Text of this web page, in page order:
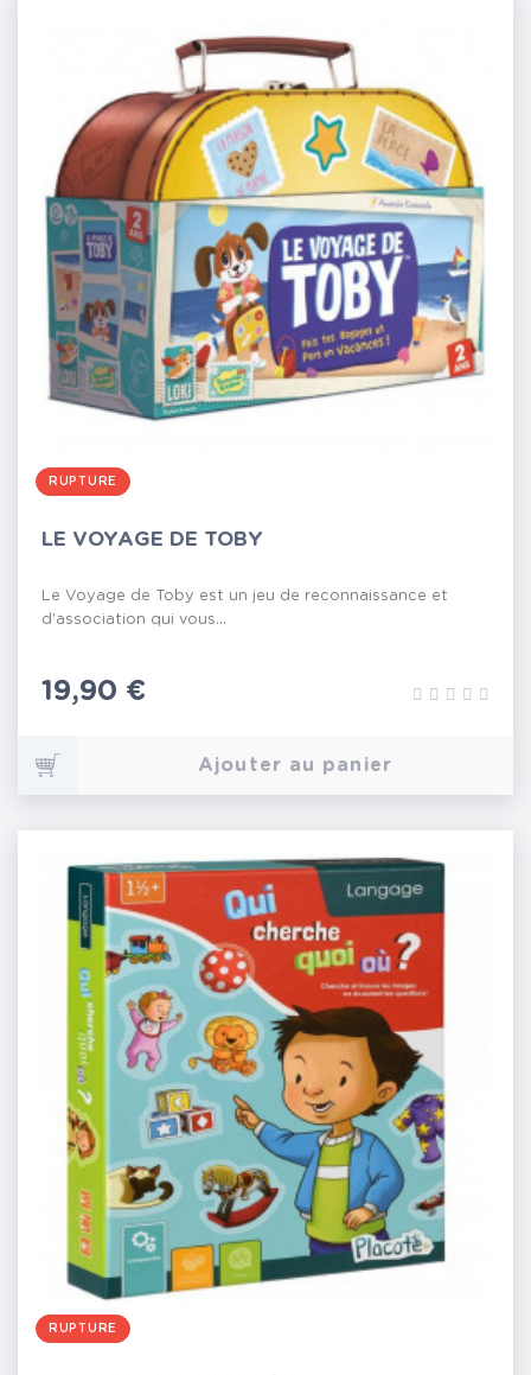
RUPTURE
LE VOYAGE DE TOBY
Le Voyage de Toby est un jeu de reconnaissance et
d'association qui vous...
Prix
19,90 €
Ajouter au panier
RUPTURE